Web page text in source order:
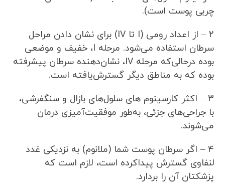
چربی پوست است).
2 – از اعداد رومی (I تا IV) برای نشان دادن مراحل
سرطان استفاده می‌شود. مرحله I، خفیف و موضعی
بوده درحالی‌که مرحله IV، نشان‌دهنده سرطان پیشرفته
بوده که به مناطق دیگر گسترش‌یافته است.
3 – اکثر کارسینوم های سلول‌های بازال و سنگفرشی،
با جراحی‌های جزئی، به‌طور موفقیت‌آمیزی درمان
می‌شوند.
4 – اگر سرطان پوست شما (ملانوم) به نزدیکی غدد
لنفاوی گسترش پیداکرده است، لازم است که
پزشکتان آن را بردارد.